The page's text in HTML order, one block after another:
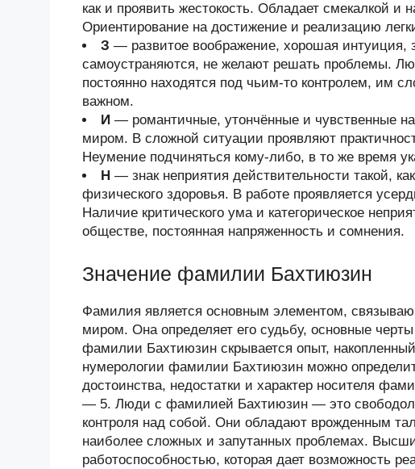
как и проявить жестокость. Обладает смекалкой
Ориентирование на достижение и реализацию
З — развитое воображение, хорошая
самоустраняются, не желают решать проблемы.
постоянно находятся под чьим-то контролем, им
важном.
И — романтичные, утончённые и чувственные
миром. В сложной ситуации проявляют
Неумение подчиняться кому-либо, в то же время
Н — знак неприятия действительности такой,
физического здоровья. В работе проявляется
Наличие критического ума и категорическое
обществе, постоянная напряженность и сомнения.
Значение фамилии Бахтиюзин
Фамилия является основным элементом,
миром. Она определяет его судьбу, основные
фамилии Бахтиюзин скрывается опыт,
нумерологии фамилии Бахтиюзин можно
достоинства, недостатки и характер носителя
— 5. Люди с фамилией Бахтиюзин — это
контроля над собой. Они обладают врожденным
наиболее сложных и запутанных проблемах.
работоспособностью, которая дает возможность